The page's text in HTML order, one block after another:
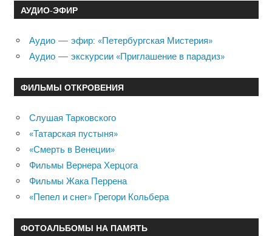
АУДИО-ЭФИР
Аудио — эфир: «Петербургская Мистерия»
Аудио — экскурсии «Приглашение в парадиз»
ФИЛЬМЫ ОТКРОВЕНИЯ
Слушая Тарковского
«Татарская пустыня»
«Смерть в Венеции»
Фильмы Вернера Херцога
Фильмы Жака Перрена
«Пепел и снег» Грегори Кольбера
ФОТОАЛЬБОМЫ НА ПАМЯТЬ